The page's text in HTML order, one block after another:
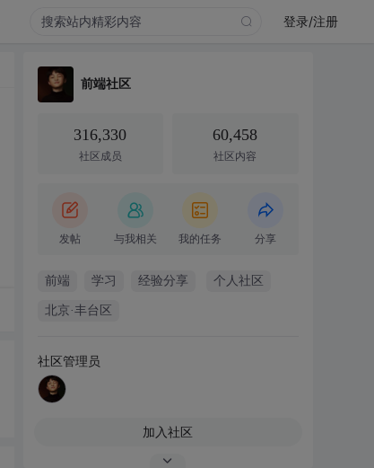
登录/注册
前端社区
316,330
社区成员
60,458
社区内容
发帖 与我相关 我的任务 分享
前端 学习 经验分享 个人社区
北京·丰台区
社区管理员
加入社区